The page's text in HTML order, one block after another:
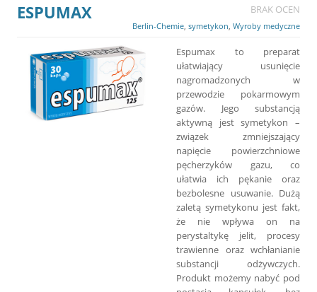
ESPUMAX BRAK OCEN
Berlin-Chemie symetykon Wyroby medyczne
Espumax to preparat
ułatwiający usunięcie
nagromadzonych w
przewodzie pokarmowym
gazów. Jego substancją
aktywną jest symetykon –
związek zmniejszający
napięcie powierzchniowe
pęcherzyków gazu, co
ułatwia ich pękanie oraz
bezbolesne usuwanie. Dużą
zaletą symetykonu jest fakt,
że nie wpływa on na
perystaltykę jelit, procesy
trawienne oraz wchłanianie
substancji odżywczych.
Produkt możemy nabyć pod